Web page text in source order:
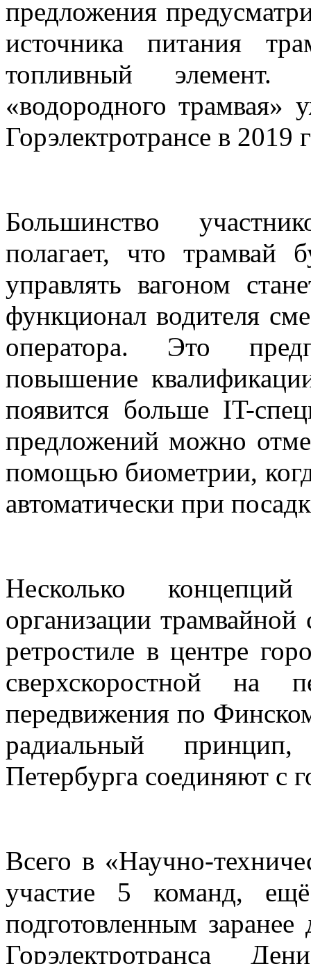
предложения
источника питания
топливный элемент.
«водородного
Горэлектротрансе в 2019
Большинство
полагает, что трамвай
управлять вагоном
функционал водителя
оператора. Это
повышение
появится больше IT-
предложений можно
помощью биометрии,
автоматически при
Несколько
организации
ретростиле в центре
сверхскоростной на
передвижения по
радиальный
Петербурга соединяют с
Всего в «Научно-
участие 5 команд,
подготовленным
Горэлектротранса